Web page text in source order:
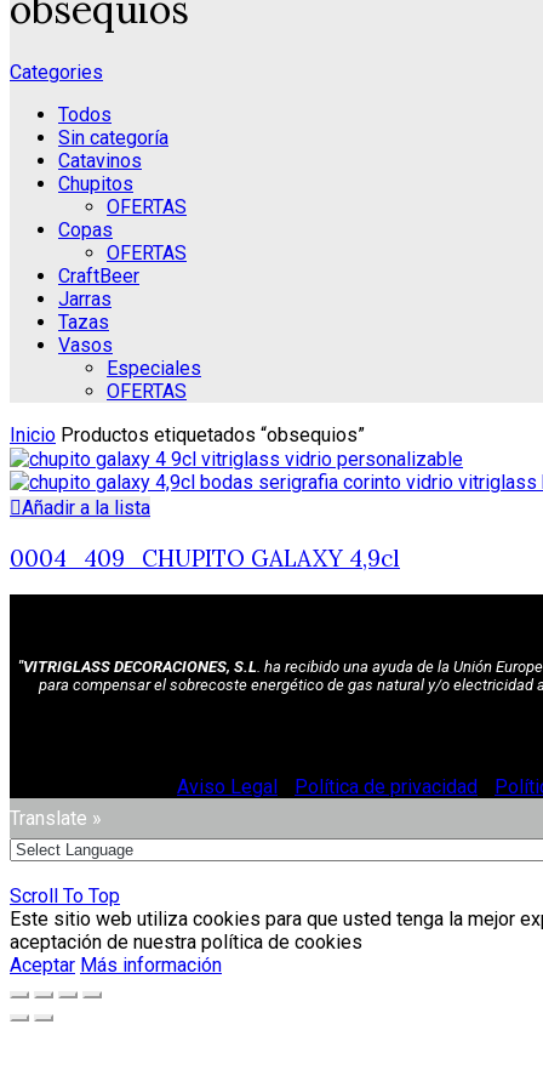
Categories
Todos
Sin categoría
Catavinos
Chupitos
OFERTAS
Copas
OFERTAS
CraftBeer
Jarras
Tazas
Vasos
Especiales
OFERTAS
Inicio Productos etiquetados “obsequios”
Añadir a la lista
0004_409_CHUPITO GALAXY 4,9cl
"VITRIGLASS DECORACIONES, S.L. ha recibido una ayuda de la Unión
para compensar el sobrecoste energético de gas natural y/o
Aviso Legal Política de privacidad
Translate »
Scroll To Top
Este sitio web utiliza cookies para que usted tenga la mejor
aceptación de nuestra política de cookies
Aceptar Más información